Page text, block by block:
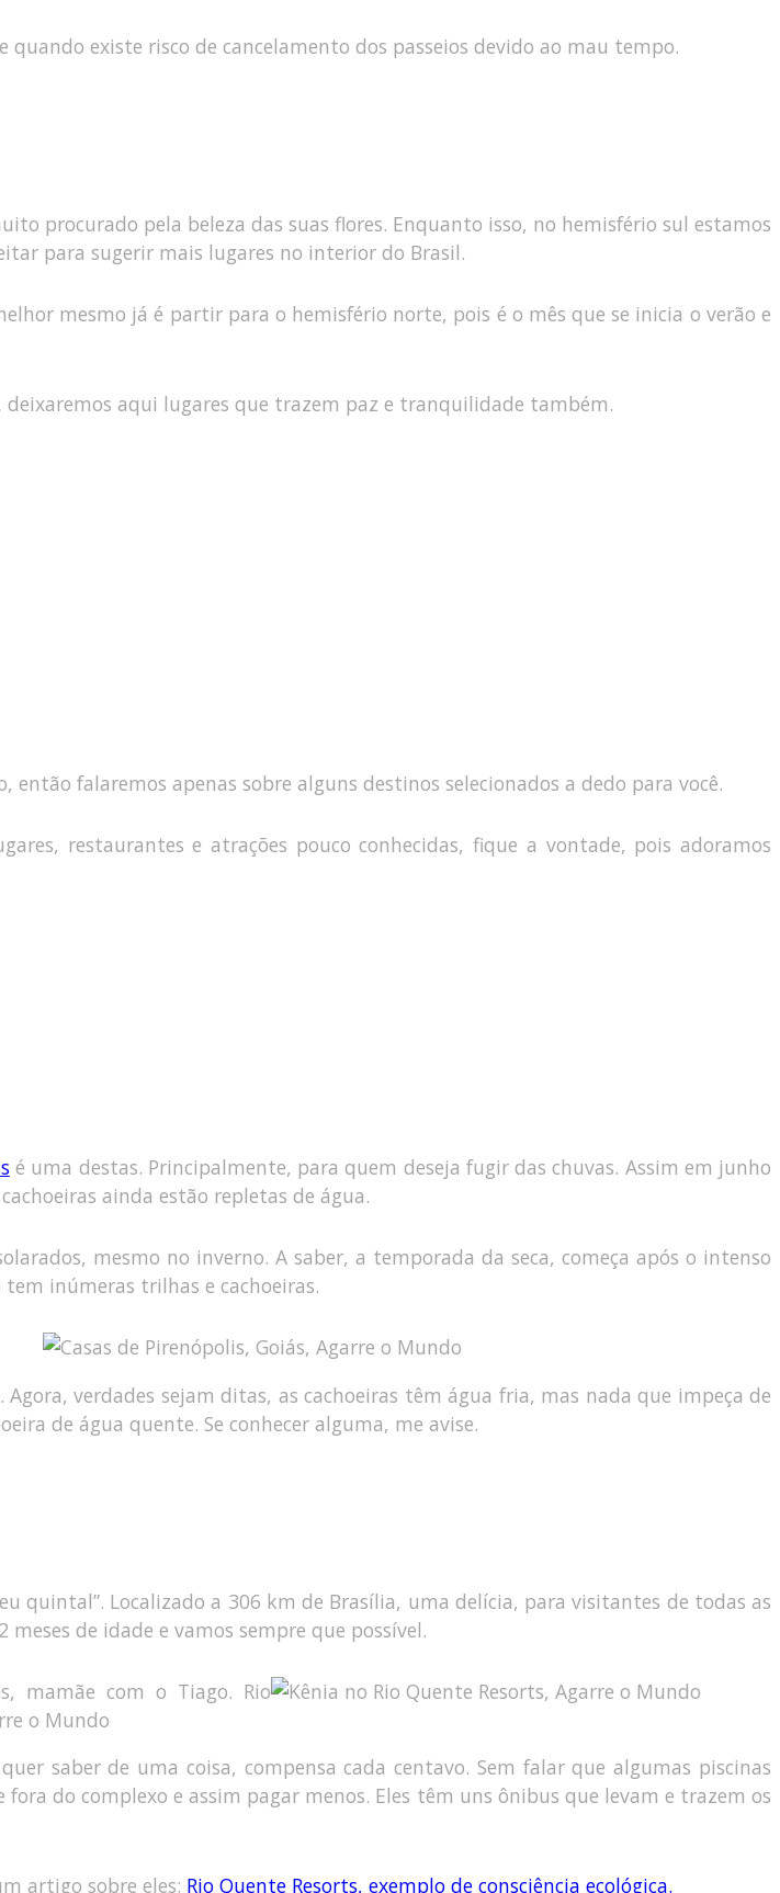
existe risco de cancelamento dos passeios devido ao mau tempo.
procurado pela beleza das suas flores. Enquanto isso, no hemisfério sul estamos
para sugerir mais lugares no interior do Brasil.
mesmo já é partir para o hemisfério norte, pois é o mês que se inicia o verão e
aqui lugares que trazem paz e tranquilidade também.
falaremos apenas sobre alguns destinos selecionados a dedo para você.
restaurantes e atrações pouco conhecidas, fique a vontade, pois adoramos
é uma destas. Principalmente, para quem deseja fugir das chuvas. Assim em junho
ainda estão repletas de água.
mesmo no inverno. A saber, a temporada da seca, começa após o intenso
inúmeras trilhas e cachoeiras.
verdades sejam ditas, as cachoeiras têm água fria, mas nada que impeça de
de água quente. Se conhecer alguma, me avise.
quintal”. Localizado a 306 km de Brasília, uma delícia, para visitantes de todas as
de idade e vamos sempre que possível.
saber de uma coisa, compensa cada centavo. Sem falar que algumas piscinas
do complexo e assim pagar menos. Eles têm uns ônibus que levam e trazem os
artigo sobre eles: Rio Quente Resorts, exemplo de consciência ecológica.